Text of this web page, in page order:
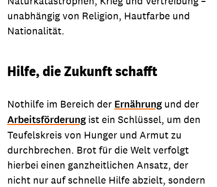
unabhängig von Religion, Hautfarbe und
Nationalität.
Hilfe, die Zukunft schafft
Nothilfe im Bereich der Ernährung und der
Arbeitsförderung ist ein Schlüssel, um den
Teufelskreis von Hunger und Armut zu
durchbrechen. Brot für die Welt verfolgt
hierbei einen ganzheitlichen Ansatz, der
nicht nur auf schnelle Hilfe abzielt, sondern